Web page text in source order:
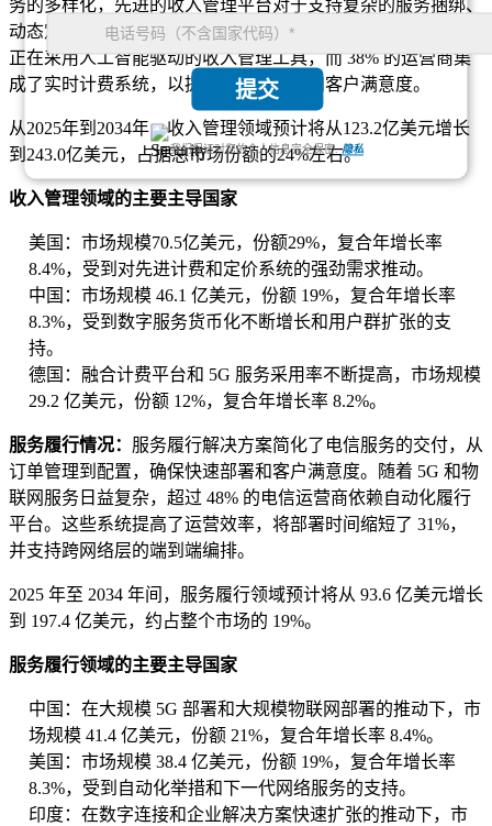
提交
我们保证对您的个人信息完全保密.隐私
务的多样化，先进的收入管理平台对于支持复杂的服务捆绑、
动态定价模型和实时计费变得至关重要。超过 43% 的运营商
正在采用人工智能驱动的收入管理工具，而 38% 的运营商集
成了实时计费系统，以提高计费准确性和客户满意度。
从2025年到2034年，收入管理领域预计将从123.2亿美元增长
到243.0亿美元，占据总市场份额的24%左右。
收入管理领域的主要主导国家
美国：市场规模70.5亿美元，份额29%，复合年增长率
8.4%，受到对先进计费和定价系统的强劲需求推动。
中国：市场规模 46.1 亿美元，份额 19%，复合年增长率
8.3%，受到数字服务货币化不断增长和用户群扩张的支
持。
德国：融合计费平台和 5G 服务采用率不断提高，市场规模
29.2 亿美元，份额 12%，复合年增长率 8.2%。
服务履行情况： 服务履行解决方案简化了电信服务的交付，从
订单管理到配置，确保快速部署和客户满意度。随着 5G 和物
联网服务日益复杂，超过 48% 的电信运营商依赖自动化履行
平台。这些系统提高了运营效率，将部署时间缩短了 31%，
并支持跨网络层的端到端编排。
2025 年至 2034 年间，服务履行领域预计将从 93.6 亿美元增长
到 197.4 亿美元，约占整个市场的 19%。
服务履行领域的主要主导国家
中国：在大规模 5G 部署和大规模物联网部署的推动下，市
场规模 41.4 亿美元，份额 21%，复合年增长率 8.4%。
美国：市场规模 38.4 亿美元，份额 19%，复合年增长率
8.3%，受到自动化举措和下一代网络服务的支持。
印度：在数字连接和企业解决方案快速扩张的推动下，市